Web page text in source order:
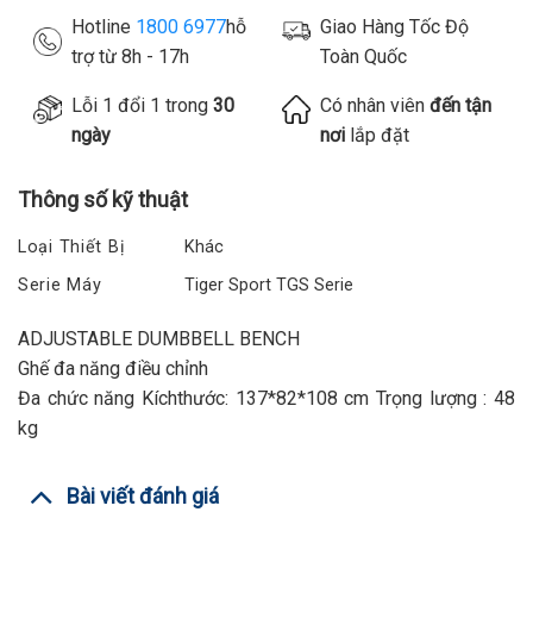
Hotline 1800 6977hỗ
trợ từ 8h - 17h
Giao Hàng Tốc Độ
Toàn Quốc
Lỗi 1 đổi 1 trong 30
ngày
Có nhân viên đến tận
nơilắp đặt
Thông số kỹ thuật
Loại Thiết Bị
Khác
Serie Máy
Tiger Sport TGS Serie
ADJUSTABLE DUMBBELL BENCH
Ghế đa năng điều chỉnh
Đa chức năng Kíchthước: 137*82*108 cm Trọng lượng : 48
kg
Bài viết đánh giá